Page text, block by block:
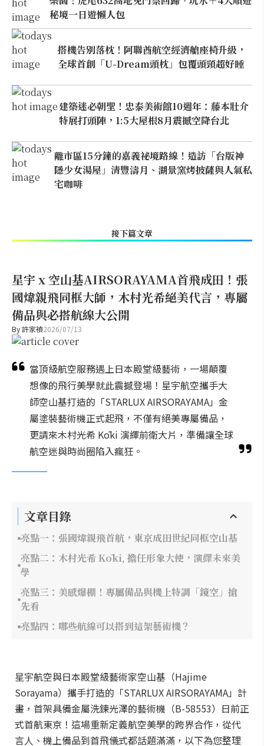
秘境一日遊懶人包
搭機告別落枕！阿聯酋航空經濟艙座椅升級，
全球首創「U-Dream頭枕」包覆頭頸超好睡
建築迷必朝聖！忠泰美術館10週年：藤本壯介
特展打頭陣，1:5大屋根8月震撼空降台北
離市區15分鐘的嘉義祕境路線！造訪「台版神
隱少女湯屋」清豐濤月、湖景窯烤披薩與人氣私
宅咖啡
接下篇文章
星宇 x 空山基AIRSORAYAMA首飛成田！張
國煒親飛同框大師，木村光希絕美代言，專屬
備品與必搭航線大公開
By許家禎2026/07/13
當頂級航空服務遇上日本殿堂級藝術，一場顛覆
想像的飛行美學就此震撼登場！星宇航空攜手大
師空山基打造的「STARLUX AIRSORAYAMA」金
屬塗裝藝術機正式起飛，不僅有絕美專屬備品，
更請來木村光希 Kōki 演繹前衛大片，準備讓全球
航空迷與時尚圈陷入瘋狂。
文章目錄
亮點一：張國煒親飛首航，東京成田世紀同框空山基
亮點二：木村光希 Kōki, 擔任形象大使，演繹未來美
學
亮點三：美感爆棚！專屬備品與機上特調「鏡空」搶
先看
亮點四：哪些航線可以搭到這架藝術機？
星宇航空與日本殿堂級藝術家空山基（Hajime
Sorayama）攜手打造的「STARLUX AIRSORAYAMA」計
畫，首架具備金屬洗鍊光澤的藝術機（B-58553）日前正
式首航東京！這場重新定義航空美學的跨界合作，從代
言人、機上備品到首飛儀式都話題滿滿，以下為您整理